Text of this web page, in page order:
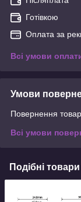
Готівкою
Оплата за
Всі умови
Умови
Повернення
Всі умови
Подібні